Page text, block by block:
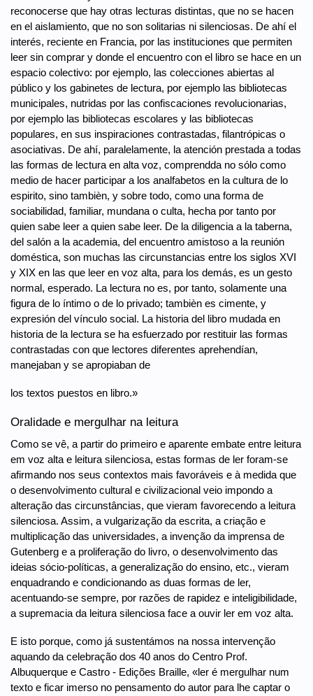
reconocerse que hay otras lecturas distintas, que no se hacen
en el aislamiento, que no son solitarias ni silenciosas. De ahí el
interés, reciente en Francia, por las instituciones que permiten
leer sin comprar y donde el encuentro con el libro se hace en un
espacio colectivo: por ejemplo, las colecciones abiertas al
público y los gabinetes de lectura, por ejemplo las bibliotecas
municipales, nutridas por las confiscaciones revolucionarias,
por ejemplo las bibliotecas escolares y las bibliotecas
populares, en sus inspiraciones contrastadas, filantrópicas o
asociativas. De ahí, paralelamente, la atención prestada a todas
las formas de lectura en alta voz, comprendda no sólo como
medio de hacer participar a los analfabetos en la cultura de lo
espirito, sino tambièn, y sobre todo, como una forma de
sociabilidad, familiar, mundana o culta, hecha por tanto por
quien sabe leer a quien sabe leer. De la diligencia a la taberna,
del salón a la academia, del encuentro amistoso a la reunión
doméstica, son muchas las circunstancias entre los siglos XVI
y XIX en las que leer en voz alta, para los demás, es un gesto
normal, esperado. La lectura no es, por tanto, solamente una
figura de lo íntimo o de lo privado; tambièn es cimente, y
expresión del vínculo social. La historia del libro mudada en
historia de la lectura se ha esfuerzado por restituir las formas
contrastadas con que lectores diferentes aprehendían,
manejaban y se apropiaban de
los textos puestos en libro.»
Oralidade e mergulhar na leitura
Como se vê, a partir do primeiro e aparente embate entre leitura
em voz alta e leitura silenciosa, estas formas de ler foram-se
afirmando nos seus contextos mais favoráveis e à medida que
o desenvolvimento cultural e civilizacional veio impondo a
alteração das circunstâncias, que vieram favorecendo a leitura
silenciosa. Assim, a vulgarização da escrita, a criação e
multiplicação das universidades, a invenção da imprensa de
Gutenberg e a proliferação do livro, o desenvolvimento das
ideias sócio-políticas, a generalização do ensino, etc., vieram
enquadrando e condicionando as duas formas de ler,
acentuando-se sempre, por razões de rapidez e inteligibilidade,
a supremacia da leitura silenciosa face a ouvir ler em voz alta.
E isto porque, como já sustentámos na nossa intervenção
aquando da celebração dos 40 anos do Centro Prof.
Albuquerque e Castro - Edições Braille, «ler é mergulhar num
texto e ficar imerso no pensamento do autor para lhe captar o